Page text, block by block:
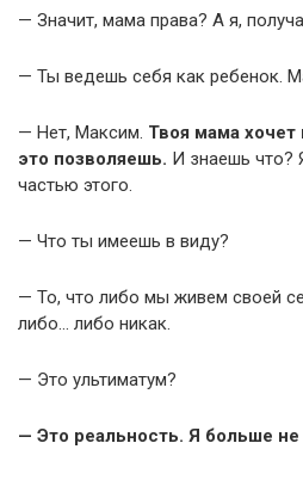
— Значит, мама права? А я,
— Ты ведешь себя как ребенок.
— Нет, Максим. Твоя мама
это позволяешь. И знаешь что?
частью этого.
— Что ты имеешь в виду?
— То, что либо мы живем своей
либо… либо никак.
— Это ультиматум?
— Это реальность. Я больше не